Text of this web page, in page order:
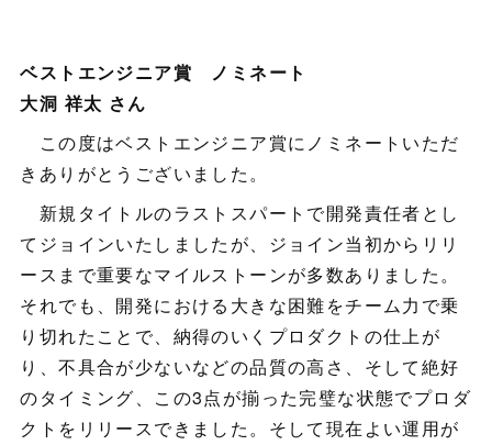
ベストエンジニア賞 ノミネート
大洞 祥太 さん
この度はベストエンジニア賞にノミネートいただ
きありがとうございました。
新規タイトルのラストスパートで開発責任者とし
てジョインいたしましたが、ジョイン当初からリリ
ースまで重要なマイルストーンが多数ありました。
それでも、開発における大きな困難をチーム力で乗
り切れたことで、納得のいくプロダクトの仕上が
り、不具合が少ないなどの品質の高さ、そして絶好
のタイミング、この3点が揃った完璧な状態でプロダ
クトをリリースできました。そして現在よい運用が